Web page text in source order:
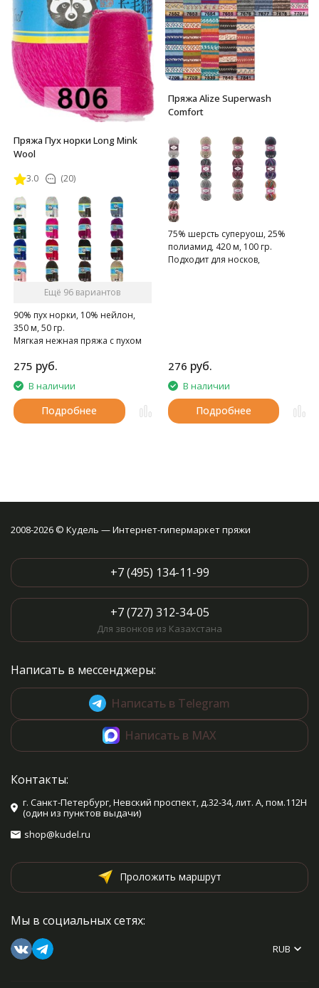
Пряжа Пух норки Long Mink
Wool
3.0 (20)
Ещё 96 вариантов
90% пух норки, 10% нейлон,
350 м, 50 гр.
Мягкая нежная пряжа с пухом
275 руб.
В наличии
Подробнее
Пряжа Alize Superwash
Comfort
75% шерсть суперуош, 25%
полиамид, 420 м, 100 гр.
Подходит для носков,
276 руб.
В наличии
Подробнее
2008-2026 © Кудель — Интернет-гипермаркет пряжи
+7 (495) 134-11-99
+7 (727) 312-34-05
Для звонков из Казахстана
Написать в мессенджеры:
Написать в Telegram
Написать в MAX
Контакты:
г. Санкт-Петербург, Невский проспект, д.32-34, лит. А, пом.112Н
(один из пунктов выдачи)
shop@kudel.ru
Проложить маршрут
Мы в социальных сетях:
RUB